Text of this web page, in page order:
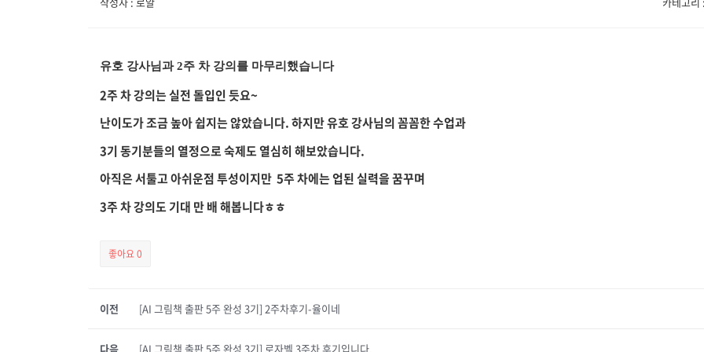
유호 강사님과 2주 차 강의를 마무리했습니다
2주 차 강의는 실전 돌입인 듯요~
난이도가 조금 높아 쉽지는 않았습니다. 하지만 유호 강사님의 꼼꼼한 수업과
3기 동기분들의 열정으로 숙제도 열심히 해보았습니다.
아직은 서툴고 아쉬운점 투성이지만 5주 차에는 업된 실력을 꿈꾸며
3주 차 강의도 기대 만 배 해봅니다ㅎㅎ
좋아요0
이전 [AI 그림책 출판 5주 완성 3기] 2주차후기-율이네
[AI 그림책 출판 5주 완성 3기] 로자벨 3주차 후기입니다.
다음